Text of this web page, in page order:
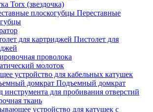
Torx (звездочка)
Переставные
Пистолет для
проволока
молоток
устройство для кабельных катушек
Подъемный домкрат
инструмента для пробивания отверстий
ткань
устройство для катушек с